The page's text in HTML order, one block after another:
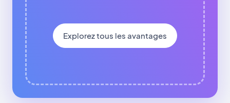
Explorez tous les avantages